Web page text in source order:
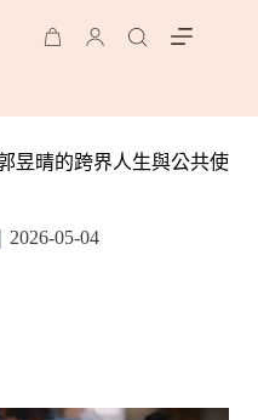
昱晴的跨界人生與公共使
2026-05-04